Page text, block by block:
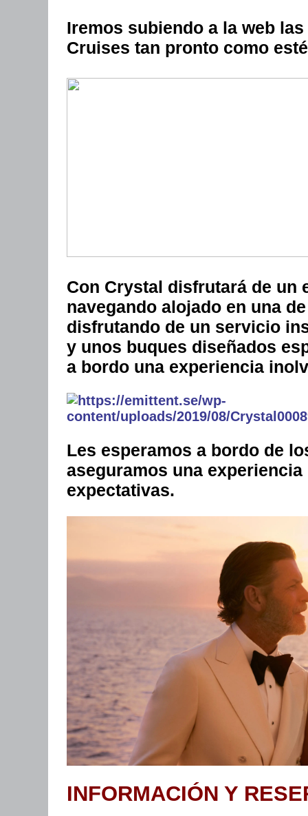
Iremos subiendo a la web
Cruises tan pronto como
Con Crystal disfrutará de un
navegando alojado en una
disfrutando de un servicio
y unos buques diseñados
a bordo una experiencia
Les esperamos a bordo de
aseguramos una
expectativas.
INFORMACIÓN Y